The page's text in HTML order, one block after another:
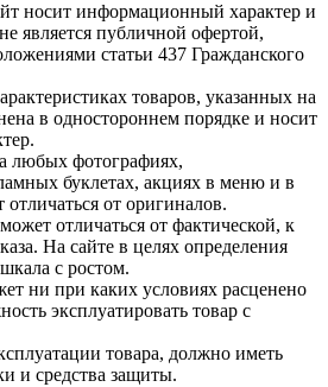
носит информационный характер и
является публичной офертой,
статьи 437 Гражданского
товаров, указанных на
в одностороннем порядке и носит
любых фотографиях,
буклетах, акциях в меню и в
отличаться от оригиналов.
отличаться от фактической, к
На сайте в целях определения
с ростом.
ни при каких условиях расценено
эксплуатировать товар с
товара, должно иметь
и средства защиты.